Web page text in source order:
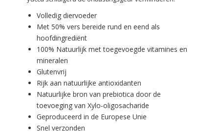
Volledig diervoeder
Met 50% vers bereide rund en eend als
hoofdingrediënt
100% Natuurlijk met toegevoegde vitamines en
mineralen
Glutenvrij
Rijk aan natuurlijke antioxidanten
Natuurlijke bron van prebiotica door de
toevoeging van Xylo-oligosacharide
Geproduceerd in de Europese Unie
Snel verzonden